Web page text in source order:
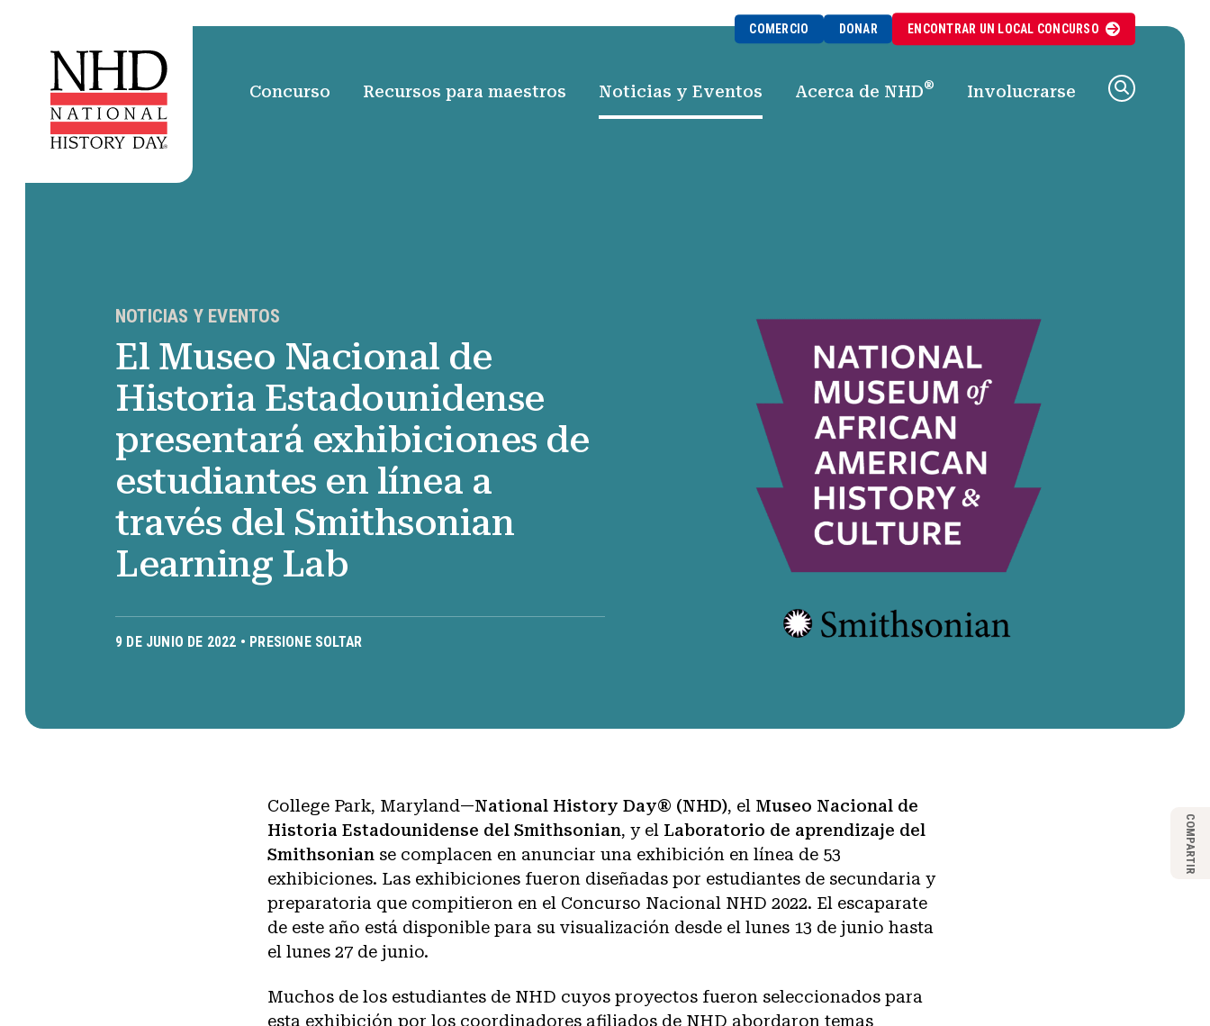
COMERCIO DONAR ENCONTRAR UN LOCAL CONCURSO
Concurso Recursos para maestros Noticias y Eventos Acerca de NHD® Involucrarse
NOTICIAS Y EVENTOS
El Museo Nacional de
Historia Estadounidense
presentará exhibiciones de
estudiantes en línea a
través del Smithsonian
Learning Lab
9 DE JUNIO DE 2022 • PRESIONE SOLTAR
College Park, Maryland—National History Day® (NHD), el Museo Nacional de
Historia Estadounidense del Smithsonian, y el Laboratorio de aprendizaje del
Smithsonian se complacen en anunciar una exhibición en línea de 53
exhibiciones. Las exhibiciones fueron diseñadas por estudiantes de secundaria y
preparatoria que compitieron en el Concurso Nacional NHD 2022. El escaparate
de este año está disponible para su visualización desde el lunes 13 de junio hasta
el lunes 27 de junio.
Muchos de los estudiantes de NHD cuyos proyectos fueron seleccionados para
esta exhibición por los coordinadores afiliados de NHD abordaron temas
COMPARTIR